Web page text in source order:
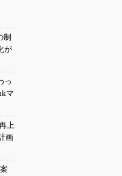
制
が
っ
マ
上
画